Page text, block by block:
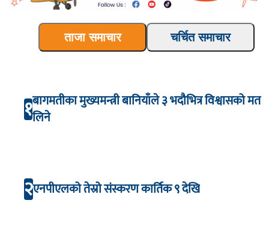
ताजा समाचार चर्चित समाचार
१बागमतीका मुख्यमन्त्री बानियाँले ३ भदौभित्र विश्वासको मत
लिने
२एनपीएलको तेस्रो संस्करण कार्तिक ९ देखि